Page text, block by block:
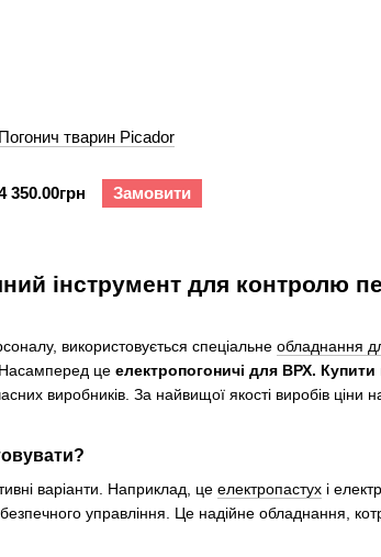
інструмент для контролю
використовується спеціальне обладнання
Насамперед це електропогоничі для ВРХ. Купити
виробників. За найвищої якості виробів ціни
варіанти. Наприклад, це електропастух і
управління. Це надійне обладнання,
Погонич тварин Picador
350.00грн Замовити